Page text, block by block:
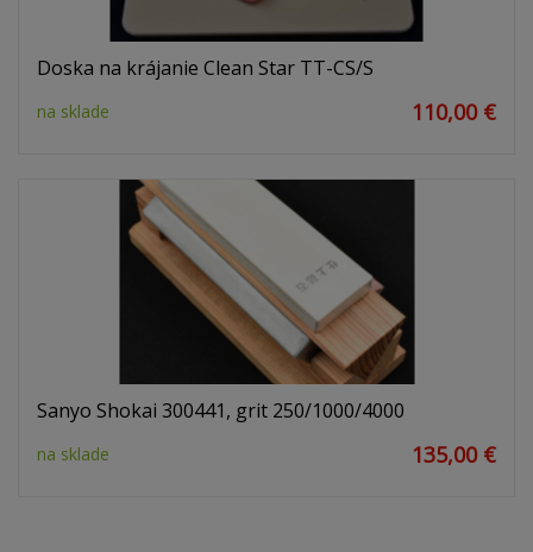
Doska na krájanie Clean Star TT-CS/S
na sklade 110,00 €
Sanyo Shokai 300441, grit 250/1000/4000
na sklade 135,00 €